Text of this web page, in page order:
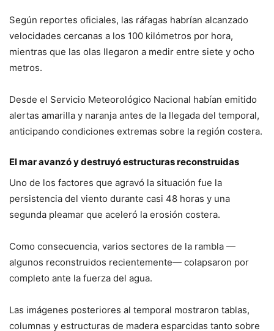
Según reportes oficiales, las ráfagas habrían alcanzado
velocidades cercanas a los 100 kilómetros por hora,
mientras que las olas llegaron a medir entre siete y ocho
metros.
Desde el Servicio Meteorológico Nacional habían emitido
alertas amarilla y naranja antes de la llegada del temporal,
anticipando condiciones extremas sobre la región costera.
El mar avanzó y destruyó estructuras reconstruidas
Uno de los factores que agravó la situación fue la
persistencia del viento durante casi 48 horas y una
segunda pleamar que aceleró la erosión costera.
Como consecuencia, varios sectores de la rambla —
algunos reconstruidos recientemente— colapsaron por
completo ante la fuerza del agua.
Las imágenes posteriores al temporal mostraron tablas,
columnas y estructuras de madera esparcidas tanto sobre